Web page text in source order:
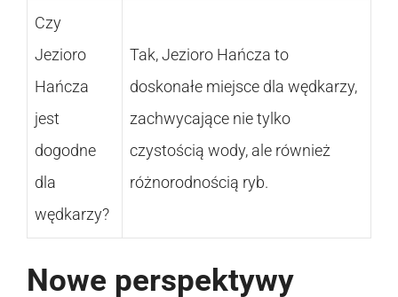
Czy
Jezioro
Hańcza
jest
dogodne
dla
wędkarzy?
Tak, Jezioro Hańcza to
doskonałe miejsce dla wędkarzy,
zachwycające nie tylko
czystością wody, ale również
różnorodnością ryb.
Nowe perspektywy